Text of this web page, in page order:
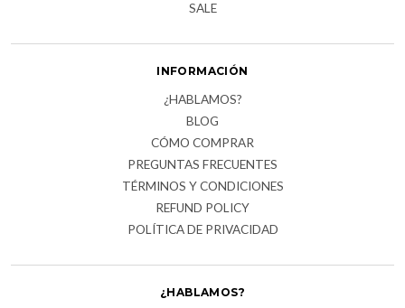
SALE
INFORMACIÓN
¿HABLAMOS?
BLOG
CÓMO COMPRAR
PREGUNTAS FRECUENTES
TÉRMINOS Y CONDICIONES
REFUND POLICY
POLÍTICA DE PRIVACIDAD
¿HABLAMOS?